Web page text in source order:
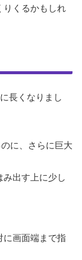
りくるかもしれ
長くなりまし
に、さらに巨大
み出す上に少し
に画面端まで指